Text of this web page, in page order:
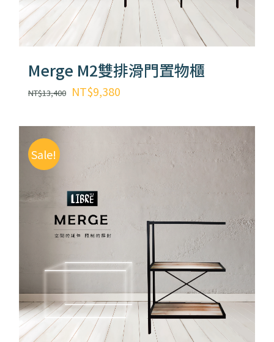
Merge M2雙排滑門置物櫃
NT$13,400 原
價
NT$13,400。
NT$9,380
價
格：
NT$9,380。
Sale!